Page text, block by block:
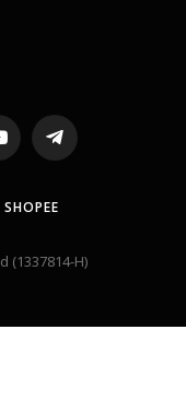
Telegram
SHOPEE
(1337814-H)